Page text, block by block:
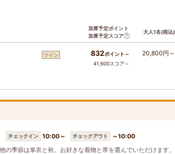
加算予定ポイント
加算予定スコア
大人1名(税込)
ツイン 832ポイント～
41,600スコア～
20,800円～
チェックイン 10:00～ チェックアウト
～10:00
の季節は単衣と袷。お好きな着物と帯を選んでいただけます。